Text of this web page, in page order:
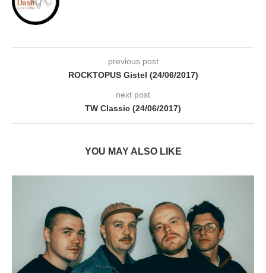
previous post
ROCKTOPUS Gistel (24/06/2017)
next post
TW Classic (24/06/2017)
YOU MAY ALSO LIKE